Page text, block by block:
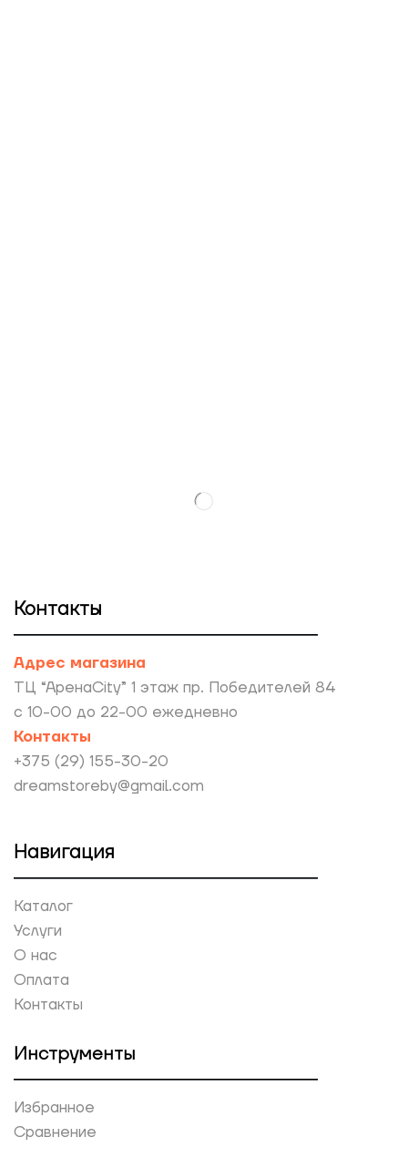
Контакты
Адрес магазина
ТЦ “АренаCity” 1 этаж пр. Победителей 84
с 10-00 до 22-00 ежедневно
Контакты
+375 (29) 155-30-20
dreamstoreby@gmail.com
Навигация
Каталог
Услуги
О нас
Оплата
Контакты
Инструменты
Избранное
Сравнение